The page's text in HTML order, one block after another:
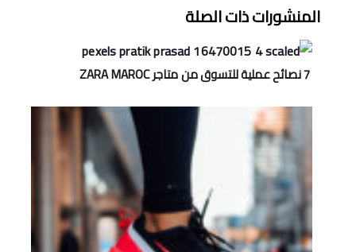
المنشورات ذات الصلة
7 نصائح عملية للتسوق من متاجر ZARA MAROC